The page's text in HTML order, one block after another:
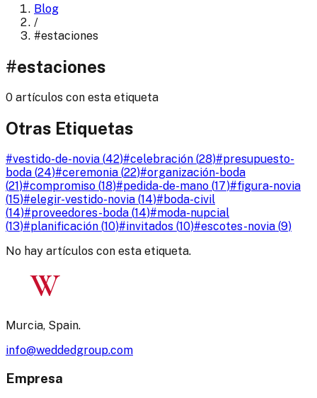
Blog
/
#estaciones
#estaciones
0 artículos con esta etiqueta
Otras Etiquetas
#vestido-de-novia (42)#celebración (28)#presupuesto-
boda (24)#ceremonia (22)#organización-boda
(21)#compromiso (18)#pedida-de-mano (17)#figura-novia
(15)#elegir-vestido-novia (14)#boda-civil
(14)#proveedores-boda (14)#moda-nupcial
(13)#planificación (10)#invitados (10)#escotes-novia (9)
No hay artículos con esta etiqueta.
W
Murcia, Spain.
info@weddedgroup.com
Empresa